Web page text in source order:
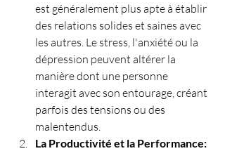
est généralement plus apte à établir
des relations solides et saines avec
les autres. Le stress, l'anxiété ou la
dépression peuvent altérer la
manière dont une personne
interagit avec son entourage, créant
parfois des tensions ou des
malentendus.
La Productivité et la Performance: